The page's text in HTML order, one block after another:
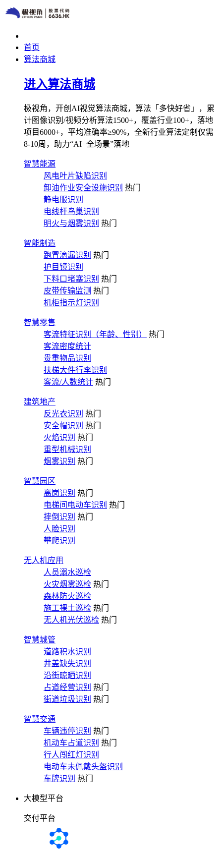
首页
算法商城
进入算法商城
极视角，开创AI视觉算法商城，算法「多快好省」，累
计图像识别/视频分析算法1500+，覆盖行业100+，落地
项目6000+，平均准确率≥90%，全新行业算法定制仅需
8-10周，助力“AI+全场景”落地
智慧能源
风电叶片缺陷识别
卸油作业安全设施识别 热门
静电服识别
电线杆鸟巢识别
明火与烟雾识别 热门
智能制造
跑冒滴漏识别 热门
护目镜识别
下料口堵塞识别 热门
皮带传输监测 热门
机柜指示灯识别
智慧零售
客流特征识别（年龄、性别）
热门
客流密度统计
贵重物品识别
扶梯大件行李识别
客流/人数统计 热门
建筑地产
反光衣识别 热门
安全帽识别 热门
火焰识别 热门
重型机械识别
烟雾识别 热门
智慧园区
离岗识别 热门
电梯间电动车识别 热门
摔倒识别 热门
人脸识别
攀爬识别
无人机应用
人员溺水巡检
火灾烟雾巡检 热门
森林防火巡检
施工裸土巡检 热门
无人机光伏巡检 热门
智慧城管
道路积水识别
井盖缺失识别
沿街晾晒识别
占道经营识别 热门
街道垃圾识别 热门
智慧交通
车辆违停识别 热门
机动车占道识别 热门
行人闯红灯识别
电动车未佩戴头盔识别
车牌识别 热门
大模型平台
交付平台